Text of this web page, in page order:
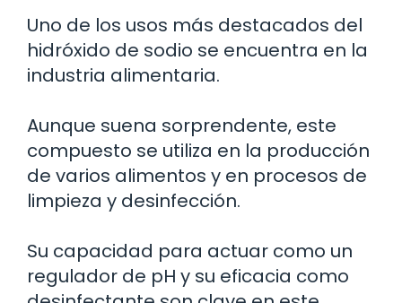
Uno de los usos más destacados del
hidróxido de sodio se encuentra en la
industria alimentaria.
Aunque suena sorprendente, este
compuesto se utiliza en la producción
de varios alimentos y en procesos de
limpieza y desinfección.
Su capacidad para actuar como un
regulador de pH y su eficacia como